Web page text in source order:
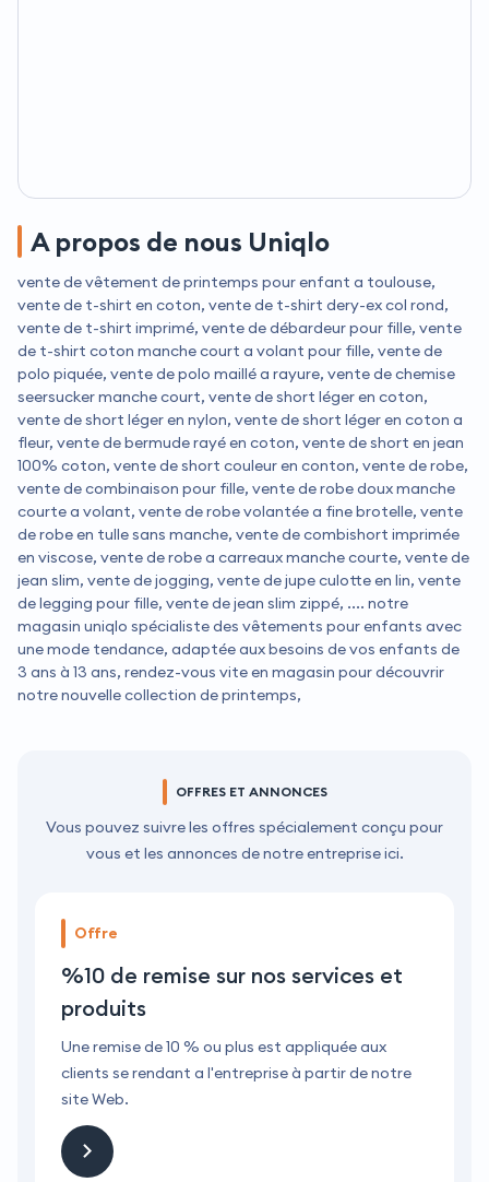
A propos de nous Uniqlo
vente de vêtement de printemps pour enfant a toulouse,
vente de t-shirt en coton, vente de t-shirt dery-ex col rond,
vente de t-shirt imprimé, vente de débardeur pour fille, vente
de t-shirt coton manche court a volant pour fille, vente de
polo piquée, vente de polo maillé a rayure, vente de chemise
seersucker manche court, vente de short léger en coton,
vente de short léger en nylon, vente de short léger en coton a
fleur, vente de bermude rayé en coton, vente de short en jean
100% coton, vente de short couleur en conton, vente de robe,
vente de combinaison pour fille, vente de robe doux manche
courte a volant, vente de robe volantée a fine brotelle, vente
de robe en tulle sans manche, vente de combishort imprimée
en viscose, vente de robe a carreaux manche courte, vente de
jean slim, vente de jogging, vente de jupe culotte en lin, vente
de legging pour fille, vente de jean slim zippé, .... notre
magasin uniqlo spécialiste des vêtements pour enfants avec
une mode tendance, adaptée aux besoins de vos enfants de
3 ans à 13 ans, rendez-vous vite en magasin pour découvrir
notre nouvelle collection de printemps,
OFFRES ET ANNONCES
Vous pouvez suivre les offres spécialement conçu pour
vous et les annonces de notre entreprise ici.
Offre
%10 de remise sur nos services et
produits
Une remise de 10 % ou plus est appliquée aux
clients se rendant a l'entreprise à partir de notre
site Web.